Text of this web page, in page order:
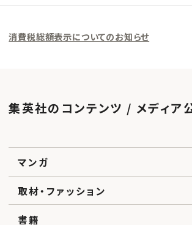
消費税総額表示についてのお知らせ
集英社のコンテンツ / メディア
マンガ
取材・ファッション
書籍